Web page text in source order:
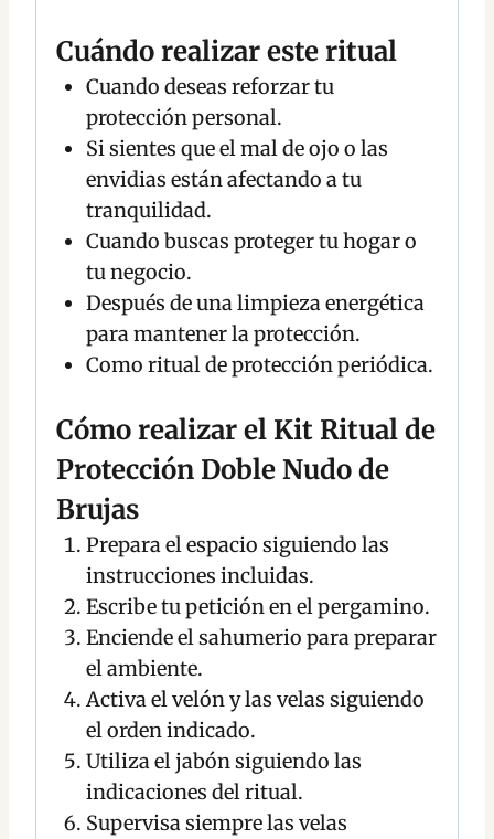
Cuándo realizar este ritual
Cuando deseas reforzar tu
protección personal.
Si sientes que el mal de ojo o las
envidias están afectando a tu
tranquilidad.
Cuando buscas proteger tu hogar o
tu negocio.
Después de una limpieza energética
para mantener la protección.
Como ritual de protección periódica.
Cómo realizar el Kit Ritual de
Protección Doble Nudo de
Brujas
Prepara el espacio siguiendo las
instrucciones incluidas.
Escribe tu petición en el pergamino.
Enciende el sahumerio para preparar
el ambiente.
Activa el velón y las velas siguiendo
el orden indicado.
Utiliza el jabón siguiendo las
indicaciones del ritual.
Supervisa siempre las velas